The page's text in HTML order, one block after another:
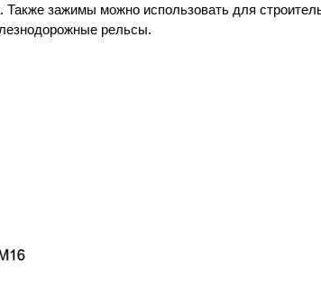
зажимы можно использовать для
рельсы.